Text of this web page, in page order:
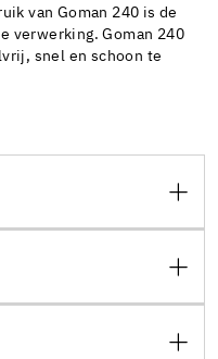
van Goman 240 is de
verwerking. Goman 240
snel en schoon te